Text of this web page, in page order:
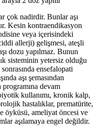
çok nadirdir. Bunlar aşı
Kesin kontraendikasyon
veya içerisindeki
allerji) gelişmesi, ateşli
dozu yapılmaz. Bunun
sisteminin yetersiz olduğu
ensefalopati
aşı şemasından
devam
kullanımı, kronik kalp,
hastalıklar, prematürite,
öyküsü, ameliyat öncesi ve
aşılamaya engel değildir.